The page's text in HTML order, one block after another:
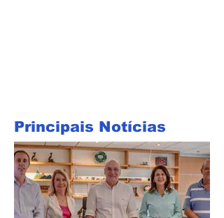
Principais Notícias